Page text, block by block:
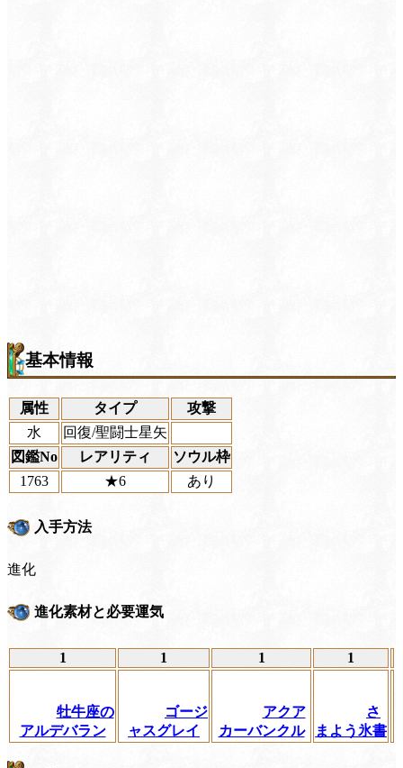
基本情報
属性 タイプ
攻撃
水
回復/聖闘士星矢
図鑑No
レアリティ
ソウル枠
1763
★6 あり
入手方法
進化
進化素材と必要運気
1 1 1 1
牡牛座の
アルデバラン
ゴージ
ャスグレイ
アクア
カーバンクル
さ
まよう氷書